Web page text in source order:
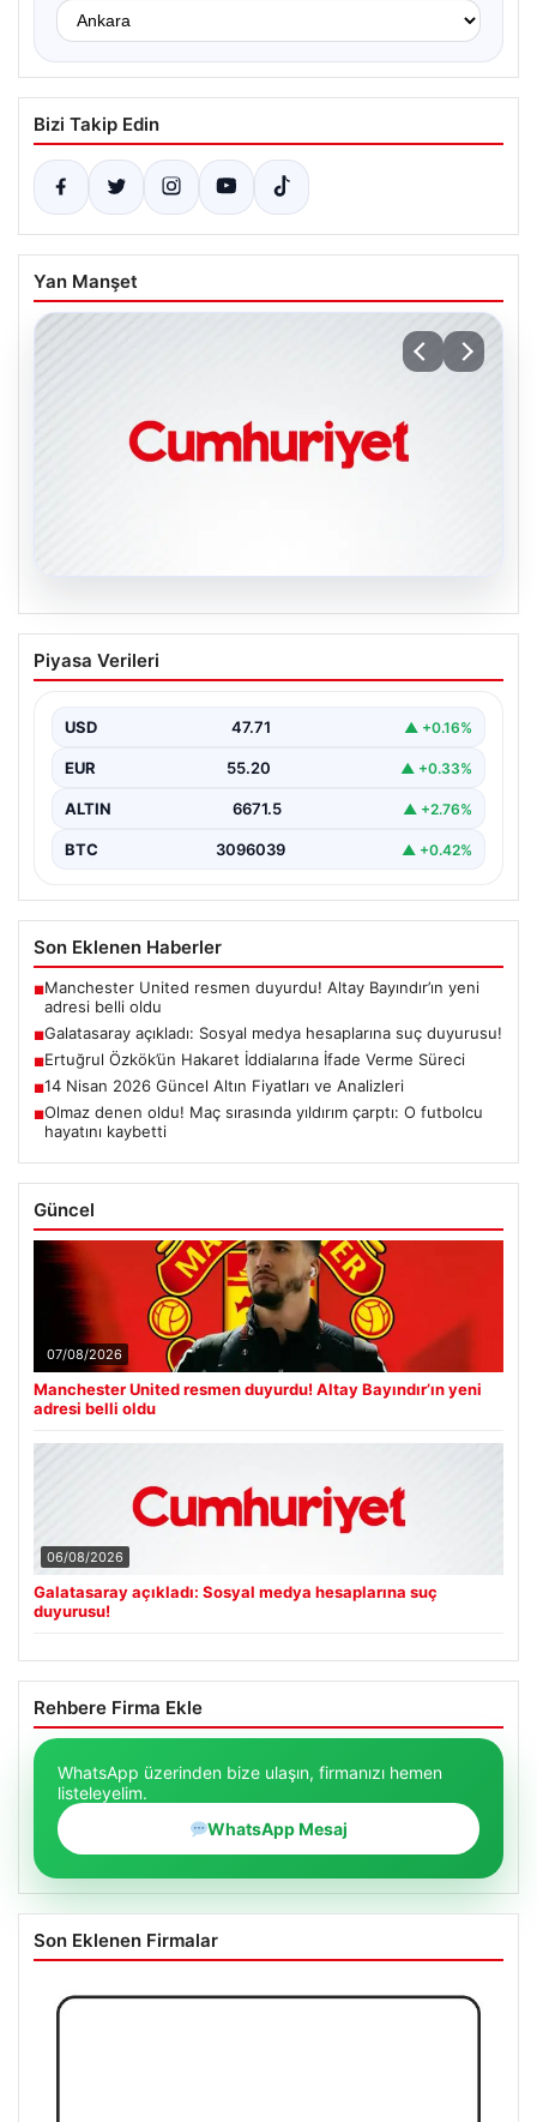
Bizi Takip Edin
Yan Manşet
06.08.2026
Galatasaray açıkladı: Sosyal medya
hesaplarına suç duyurusu!
Hukuki Adım Attı", "content": "Galatasaray Spor Kulübü,
Piyasa Verileri
USD 47.71 ▲ +0.16%
EUR 55.20 ▲ +0.33%
ALTIN 6671.5 ▲ +2.76%
BTC 3096039 ▲ +0.42%
Son Eklenen Haberler
■Manchester United resmen duyurdu! Altay Bayındır’ın yeni
adresi belli oldu
■Galatasaray açıkladı: Sosyal medya hesaplarına suç duyurusu!
■Ertuğrul Özkök’ün Hakaret İddialarına İfade Verme Süreci
■14 Nisan 2026 Güncel Altın Fiyatları ve Analizleri
■Olmaz denen oldu! Maç sırasında yıldırım çarptı: O futbolcu
hayatını kaybetti
Güncel
07/08/2026
Manchester United resmen duyurdu! Altay Bayındır’ın yeni
adresi belli oldu
06/08/2026
Galatasaray açıkladı: Sosyal medya hesaplarına suç
duyurusu!
Rehbere Firma Ekle
WhatsApp üzerinden bize ulaşın, firmanızı hemen
listeleyelim.
WhatsApp Mesaj
Son Eklenen Firmalar